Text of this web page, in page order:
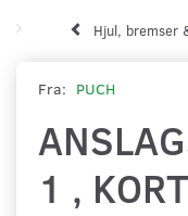
Hjul, bremser
Fra: PUCH
1 , KORT